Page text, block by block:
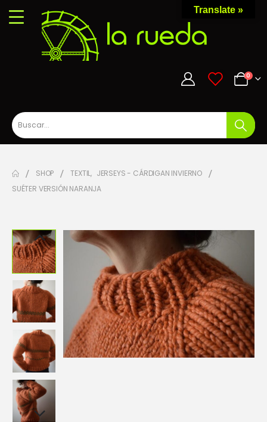
0 0
SHOP TEXTIL, JERSEYS - CÁRDIGAN INVIERNO
SUÉTER VERSIÓN NARANJA
Translate »